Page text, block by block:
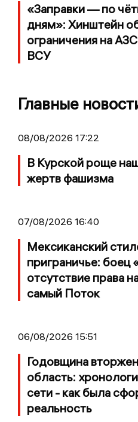
«Заправки — по
дням»: Хинштейн
ограничения на
ВСУ
Главные
08/08/2026 17:22
В Курской роще
жертв фашизма
07/08/2026 16:40
Мексиканский
приграничье: боец
отсутствие права
самый Поток
06/08/2026 15:51
Годовщина
область:
сети - как была
реальность